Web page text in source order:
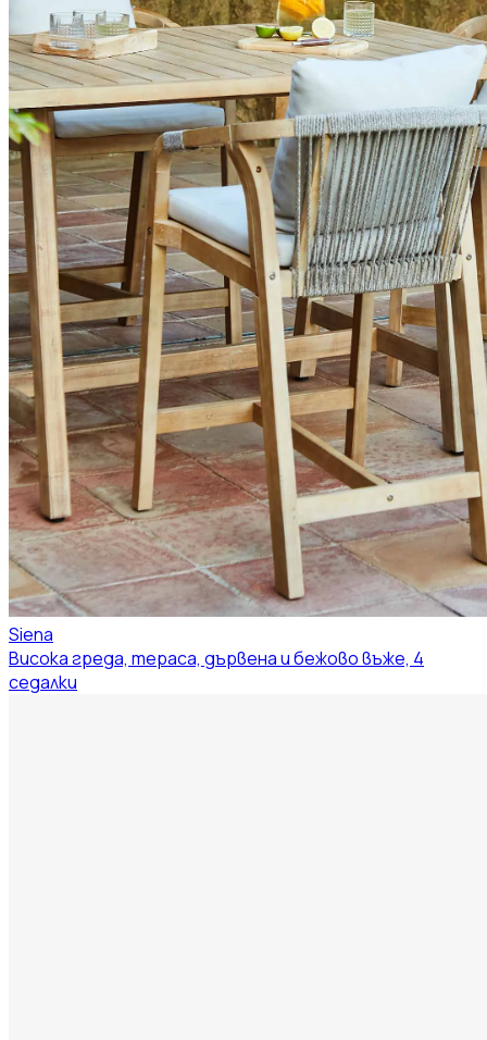
Siena
Висока греда, тераса, дървена и бежово въже, 4
седалки